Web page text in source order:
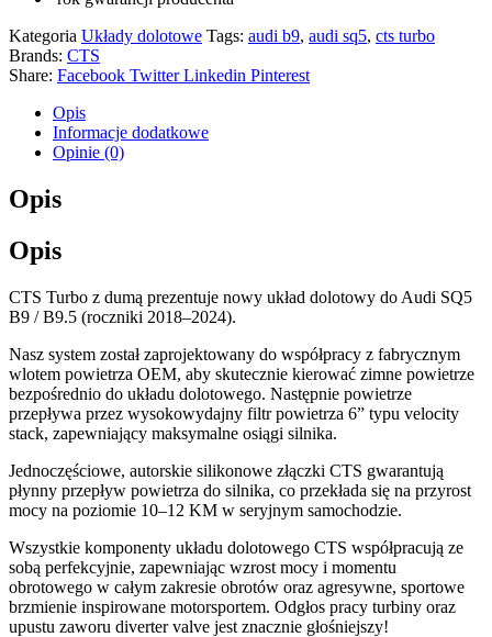
Kategoria Układy dolotowe Tags: audi b9, audi sq5, cts turbo
Brands: CTS
Share: Facebook Twitter Linkedin Pinterest
Opis
Informacje dodatkowe
Opinie (0)
Opis
Opis
CTS Turbo z dumą prezentuje nowy układ dolotowy do Audi SQ5
B9 / B9.5 (roczniki 2018–2024).
Nasz system został zaprojektowany do współpracy z fabrycznym
wlotem powietrza OEM, aby skutecznie kierować zimne powietrze
bezpośrednio do układu dolotowego. Następnie powietrze
przepływa przez wysokowydajny filtr powietrza 6” typu velocity
stack, zapewniający maksymalne osiągi silnika.
Jednoczęściowe, autorskie silikonowe złączki CTS gwarantują
płynny przepływ powietrza do silnika, co przekłada się na przyrost
mocy na poziomie 10–12 KM w seryjnym samochodzie.
Wszystkie komponenty układu dolotowego CTS współpracują ze
sobą perfekcyjnie, zapewniając wzrost mocy i momentu
obrotowego w całym zakresie obrotów oraz agresywne, sportowe
brzmienie inspirowane motorsportem. Odgłos pracy turbiny oraz
upustu zaworu diverter valve jest znacznie głośniejszy!